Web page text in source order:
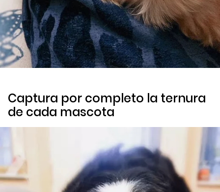
Captura por completo la ternura
de cada mascota